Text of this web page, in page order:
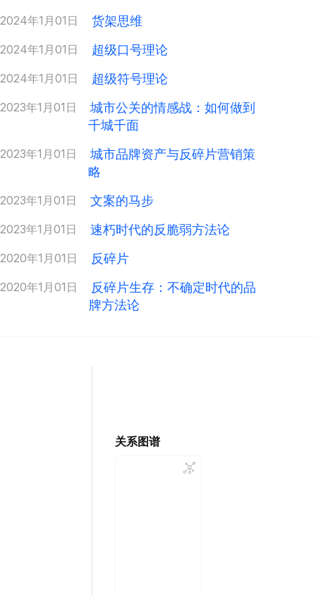
2024年1月01日 货架思维
2024年1月01日 超级口号理论
2024年1月01日 超级符号理论
2023年1月01日
城市公关的情感战：如何做到
千城千面
2023年1月01日
城市品牌资产与反碎片营销策
略
2023年1月01日 文案的马步
2023年1月01日 速朽时代的反脆弱方法论
2020年1月01日 反碎片
2020年1月01日
反碎片生存：不确定时代的品
牌方法论
关系图谱